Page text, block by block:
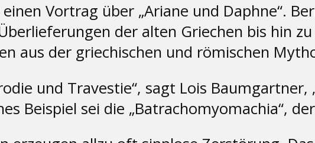
Vortrag über „Ariane und Daphne“.
der alten Griechen bis hin
aus der griechischen und römischen
und Travestie“, sagt Lois
Beispiel sei die „Batrachomyomachia“,